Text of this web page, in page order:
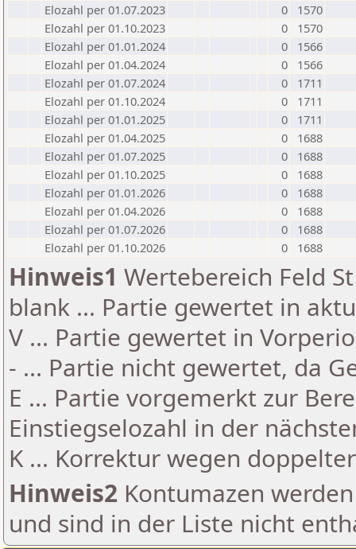
Elozahl per 01.07.2023
0
1570
Elozahl per 01.10.2023
0
1570
Elozahl per 01.01.2024
0
1566
Elozahl per 01.04.2024
0
1566
Elozahl per 01.07.2024
0
1711
Elozahl per 01.10.2024
0
1711
Elozahl per 01.01.2025
0
1711
Elozahl per 01.04.2025
0
1688
Elozahl per 01.07.2025
0
1688
Elozahl per 01.10.2025
0
1688
Elozahl per 01.01.2026
0
1688
Elozahl per 01.04.2026
0
1688
Elozahl per 01.07.2026
0
1688
Elozahl per 01.10.2026
0 1688
Hinweis1 Wertebereich Feld
blank ... Partie gewertet in
V ... Partie gewertet in
- ... Partie nicht gewertet, da
E ... Partie vorgemerkt zur
Einstiegselozahl in der
K ... Korrektur wegen
Hinweis2 Kontumazen
und sind in der Liste nicht